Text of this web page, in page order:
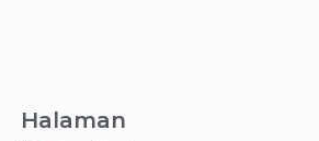
Halaman